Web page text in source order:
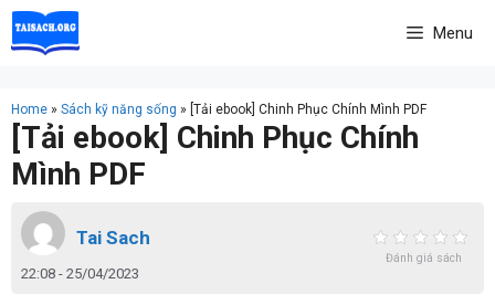
Skip
to
Menu
Home » Sách kỹ năng sống » [Tải ebook] Chinh Phục Chính Mình PDF
[Tải ebook] Chinh Phục Chính
Mình PDF
Tai Sach
22:08 - 25/04/2023
Đánh giá sách